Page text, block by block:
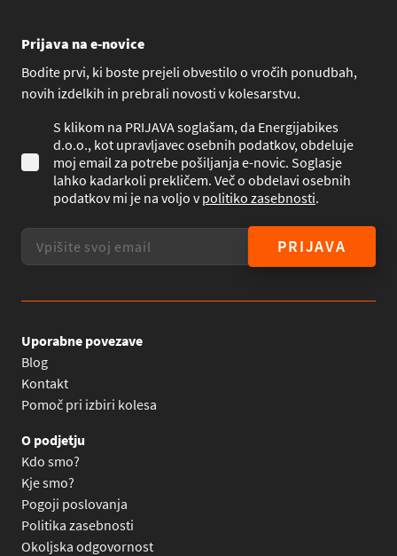
Prijava na e-novice
Bodite prvi, ki boste prejeli obvestilo o vročih ponudbah,
novih izdelkih in prebrali novosti v kolesarstvu.
S klikom na PRIJAVA soglašam, da Energijabikes
d.o.o., kot upravljavec osebnih podatkov, obdeluje
moj email za potrebe pošiljanja e-novic. Soglasje
lahko kadarkoli prekličem. Več o obdelavi osebnih
podatkov mi je na voljo vpolitiko zasebnosti.
PRIJAVA
Uporabne povezave
Blog
Kontakt
Pomoč pri izbiri kolesa
O podjetju
Kdo smo?
Kje smo?
Pogoji poslovanja
Politika zasebnosti
Okoljska odgovornost